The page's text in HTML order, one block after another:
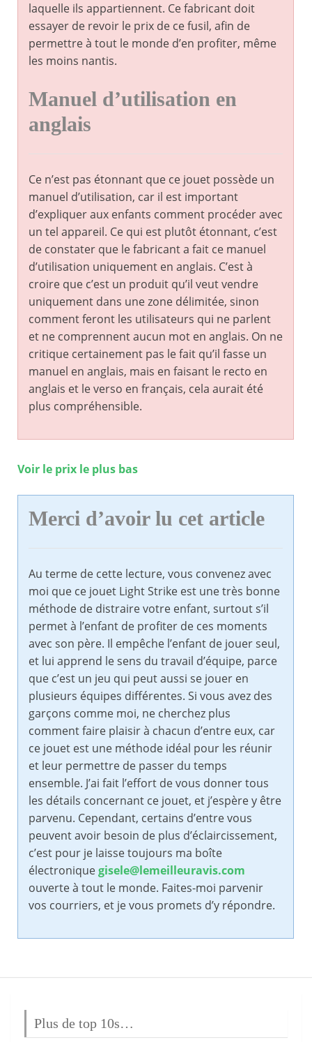
laquelle ils appartiennent. Ce fabricant doit
essayer de revoir le prix de ce fusil, afin de
permettre à tout le monde d’en profiter, même
les moins nantis.
Manuel d’utilisation en
anglais
Ce n’est pas étonnant que ce jouet possède un
manuel d’utilisation, car il est important
d’expliquer aux enfants comment procéder avec
un tel appareil. Ce qui est plutôt étonnant, c’est
de constater que le fabricant a fait ce manuel
d’utilisation uniquement en anglais. C’est à
croire que c’est un produit qu’il veut vendre
uniquement dans une zone délimitée, sinon
comment feront les utilisateurs qui ne parlent
et ne comprennent aucun mot en anglais. On ne
critique certainement pas le fait qu’il fasse un
manuel en anglais, mais en faisant le recto en
anglais et le verso en français, cela aurait été
plus compréhensible.
Voir le prix le plus bas
Merci d’avoir lu cet article
Au terme de cette lecture, vous convenez avec
moi que ce jouet Light Strike est une très bonne
méthode de distraire votre enfant, surtout s’il
permet à l’enfant de profiter de ces moments
avec son père. Il empêche l’enfant de jouer seul,
et lui apprend le sens du travail d’équipe, parce
que c’est un jeu qui peut aussi se jouer en
plusieurs équipes différentes. Si vous avez des
garçons comme moi, ne cherchez plus
comment faire plaisir à chacun d’entre eux, car
ce jouet est une méthode idéal pour les réunir
et leur permettre de passer du temps
ensemble. J’ai fait l’effort de vous donner tous
les détails concernant ce jouet, et j’espère y être
parvenu. Cependant, certains d’entre vous
peuvent avoir besoin de plus d’éclaircissement,
c’est pour je laisse toujours ma boîte
électroniquegisele@lemeilleuravis.com
ouverte à tout le monde. Faites-moi parvenir
vos courriers, et je vous promets d’y répondre.
Plus de top 10s…